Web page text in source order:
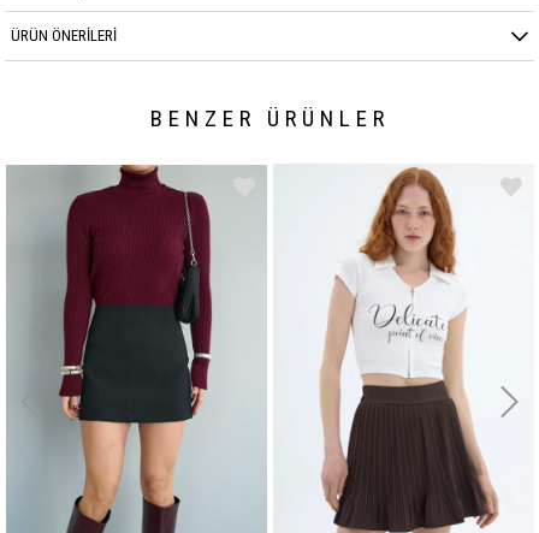
ÜRÜN ÖNERILERI
BENZER ÜRÜNLER